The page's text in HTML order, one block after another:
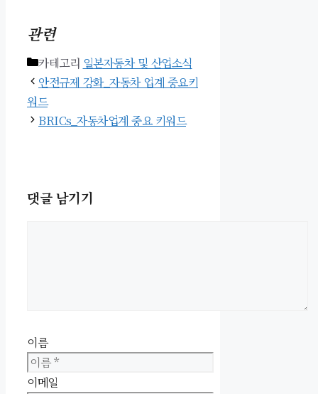
관련
카테고리 일본자동차 및 산업소식
안전규제 강화_자동차 업계 중요키
워드
BRICs_자동차업계 중요 키워드
댓글 남기기
이름
이메일